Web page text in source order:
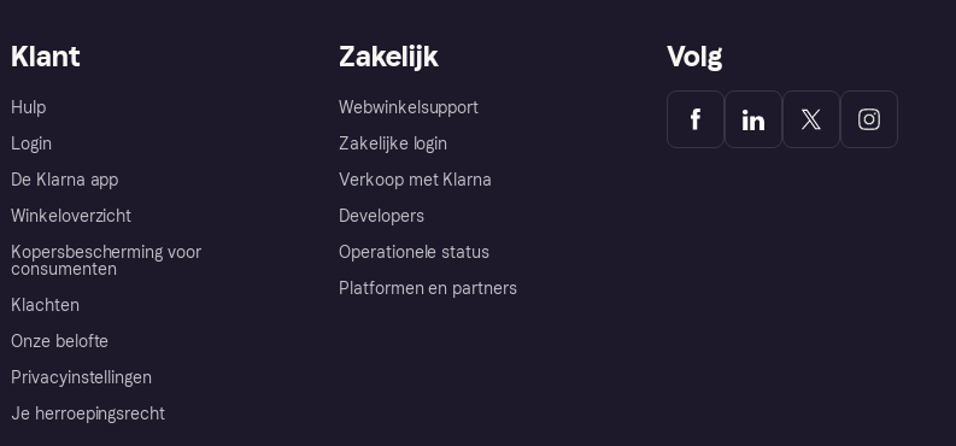
Klant
Hulp
Login
De Klarna app
Winkeloverzicht
Kopersbescherming voor
consumenten
Klachten
Onze belofte
Privacyinstellingen
Je herroepingsrecht
Zakelijk
Webwinkelsupport
Zakelijke login
Verkoop met Klarna
Developers
Operationele status
Platformen en partners
Volg